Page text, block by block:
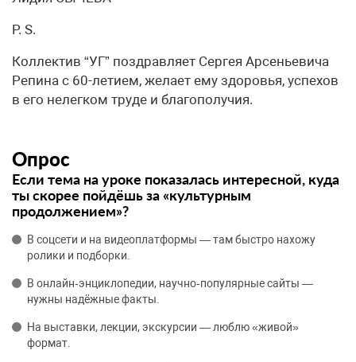
Р. S.
Коллектив “УГ” поздравляет Сергея Арсеньевича
Репина с 60-летием, желает ему здоровья, успехов
в его нелегком труде и благополучия.
Опрос
Если тема на уроке показалась интересной, куда
ты скорее пойдёшь за «культурным
продолжением»?
В соцсети и на видеоплатформы — там быстро нахожу
ролики и подборки.
В онлайн‑энциклопедии, научно‑популярные сайты —
нужны надёжные факты.
На выставки, лекции, экскурсии — люблю «живой»
формат.